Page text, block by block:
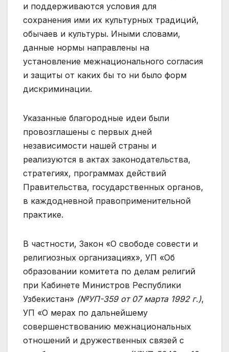
и поддерживаются условия для
сохранения ими их культурных традиций,
обычаев и культуры. Иными словами,
данные нормы направлены на
установление межнационального согласия
и защиты от каких бы то ни было форм
дискриминации.
Указанные благородные идеи были
провозглашены с первых дней
независимости нашей страны и
реализуются в актах законодательства,
стратегиях, программах действий
Правительства, государственных органов,
в каждодневной правоприменительной
практике.
В частности, Закон «О свободе совести и
религиозных организациях», УП «Об
образовании комитета по делам религий
при Кабинете Министров Республики
Узбекистан» (№УП-359 от 07 марта 1992 г.),
УП «О мерах по дальнейшему
совершенствованию межнациональных
отношений и дружественных связей с